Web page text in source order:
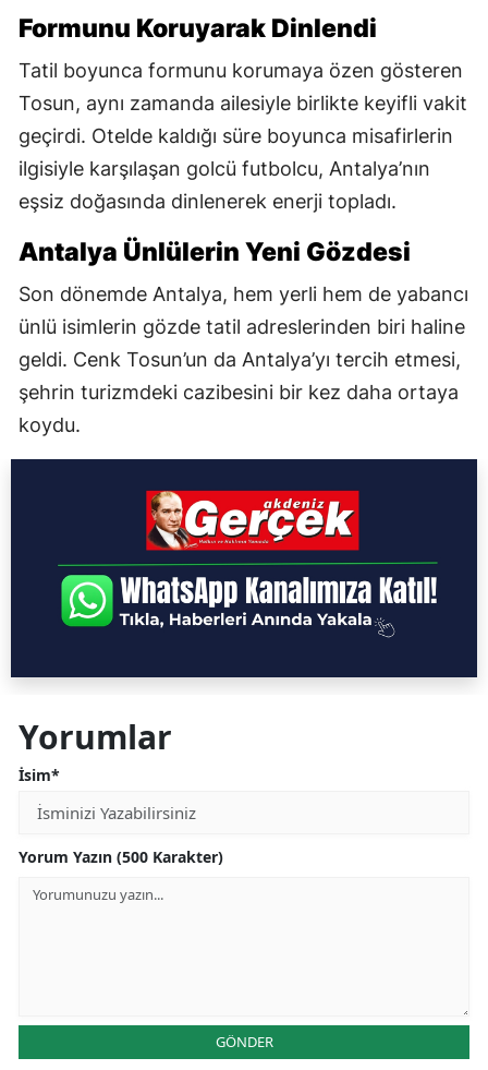
Formunu Koruyarak Dinlendi
Tatil boyunca formunu korumaya özen gösteren
Tosun, aynı zamanda ailesiyle birlikte keyifli vakit
geçirdi. Otelde kaldığı süre boyunca misafirlerin
ilgisiyle karşılaşan golcü futbolcu, Antalya’nın
eşsiz doğasında dinlenerek enerji topladı.
Antalya Ünlülerin Yeni Gözdesi
Son dönemde Antalya, hem yerli hem de yabancı
ünlü isimlerin gözde tatil adreslerinden biri haline
geldi. Cenk Tosun’un da Antalya’yı tercih etmesi,
şehrin turizmdeki cazibesini bir kez daha ortaya
koydu.
Yorumlar
İsim*
Yorum Yazın (500 Karakter)
GÖNDER